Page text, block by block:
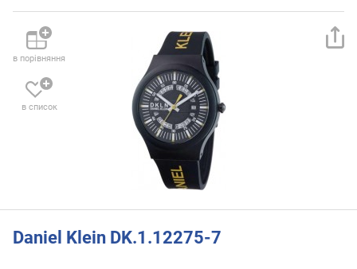
в порівняння
в список
Daniel Klein DK.1.12275-7